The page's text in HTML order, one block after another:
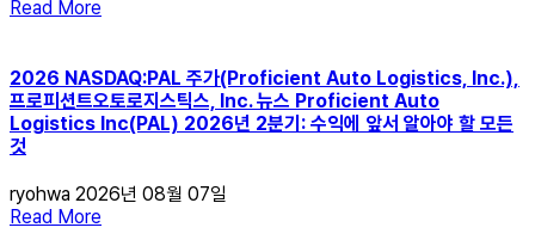
Read More
2026 NASDAQ:PAL 주가(Proficient Auto Logistics, Inc.),
프로피션트오토로지스틱스, Inc. 뉴스 Proficient Auto
Logistics Inc(PAL) 2026년 2분기: 수익에 앞서 알아야 할 모든
것
ryohwa 2026년 08월 07일
Read More